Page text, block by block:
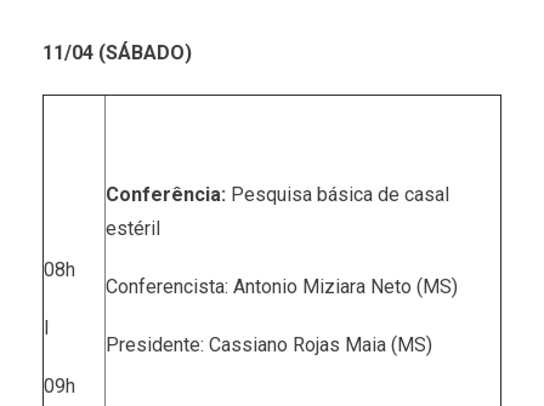
11/04 (SÁBADO)
08h
09h
Conferência: Pesquisa básica de casal
estéril
Conferencista: Antonio Miziara Neto (MS)
Presidente: Cassiano Rojas Maia (MS)